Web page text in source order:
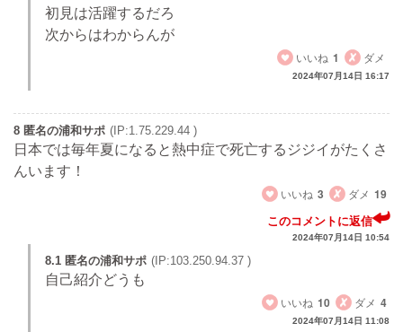
初見は活躍するだろ
次からはわからんが
いいね 1 ダメ
2024年07月14日 16:17
8 匿名の浦和サポ (IP:1.75.229.44 )
日本では毎年夏になると熱中症で死亡するジジイがたくさ
んいます！
いいね 3 ダメ 19
このコメントに返信
2024年07月14日 10:54
8.1 匿名の浦和サポ (IP:103.250.94.37 )
自己紹介どうも
いいね 10 ダメ 4
2024年07月14日 11:08